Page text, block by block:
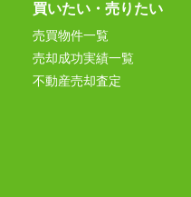
買いたい・売りたい
売買物件一覧
売却成功実績一覧
不動産売却査定